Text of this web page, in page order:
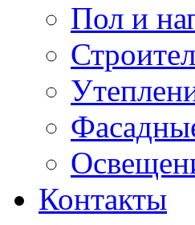
Пол и
Контакты